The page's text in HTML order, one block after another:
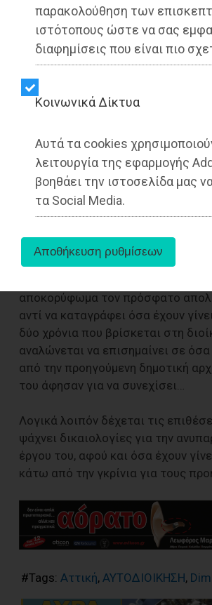
παρακολούθηση των
ιστότοπους ώστε να σας
διαφημίσεις που είναι πιο
Kοινωνικά Δίκτυα
Αυτά τα cookies
λειτουργία της εφαρμογής
βοηθάει την ιστοσελίδα μας
τα Social Media.
Ποιος δήμαρχος της Αττικής,
πρόσφατα συμπλήρωσαν τα
της θητείας τους, κατηγορείται
εξακολουθεί να έχει την ίδια
στην αντιπολίτευση;
αποκορύφωμα τον πρόσφατο
αντί να καταγράφει όσα έχουν
δύο χρόνια που βρίσκεται στη
αναλώνεται να επισημαίνει σε όσα
από την προηγούμενη δημοτική
του άφησαν για να συνεχίσει…
Λογικά λοιπόν δέχεται τις
ψάχνει δικαιολογίες για την
έργου του, αφού και όσα έχουν
κάτω από την γκρίνια για τους
#Tags: Αττική, ΑΥΤΟΔΙΟΙΚΗΣΗ,